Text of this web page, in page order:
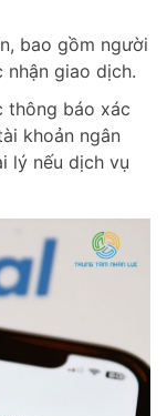
bao gồm người
nhận giao dịch.
thông báo xác
khoản ngân
lý nếu dịch vụ